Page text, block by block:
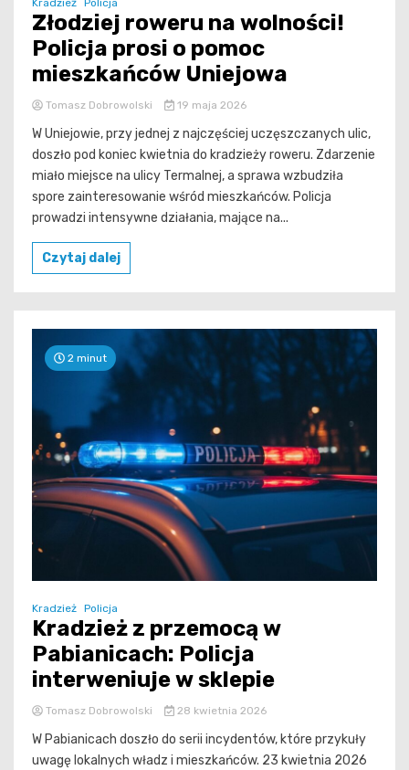
Kradzież Policja
Złodziej roweru na wolności!
Policja prosi o pomoc
mieszkańców Uniejowa
Tomasz Dobrowolski 19 maja 2026
W Uniejowie, przy jednej z najczęściej uczęszczanych ulic,
doszło pod koniec kwietnia do kradzieży roweru. Zdarzenie
miało miejsce na ulicy Termalnej, a sprawa wzbudziła
spore zainteresowanie wśród mieszkańców. Policja
prowadzi intensywne działania, mające na...
Czytaj dalej
2 minut
Kradzież Policja
Kradzież z przemocą w
Pabianicach: Policja
interweniuje w sklepie
Tomasz Dobrowolski 28 kwietnia 2026
W Pabianicach doszło do serii incydentów, które przykuły
uwagę lokalnych władz i mieszkańców. 23 kwietnia 2026